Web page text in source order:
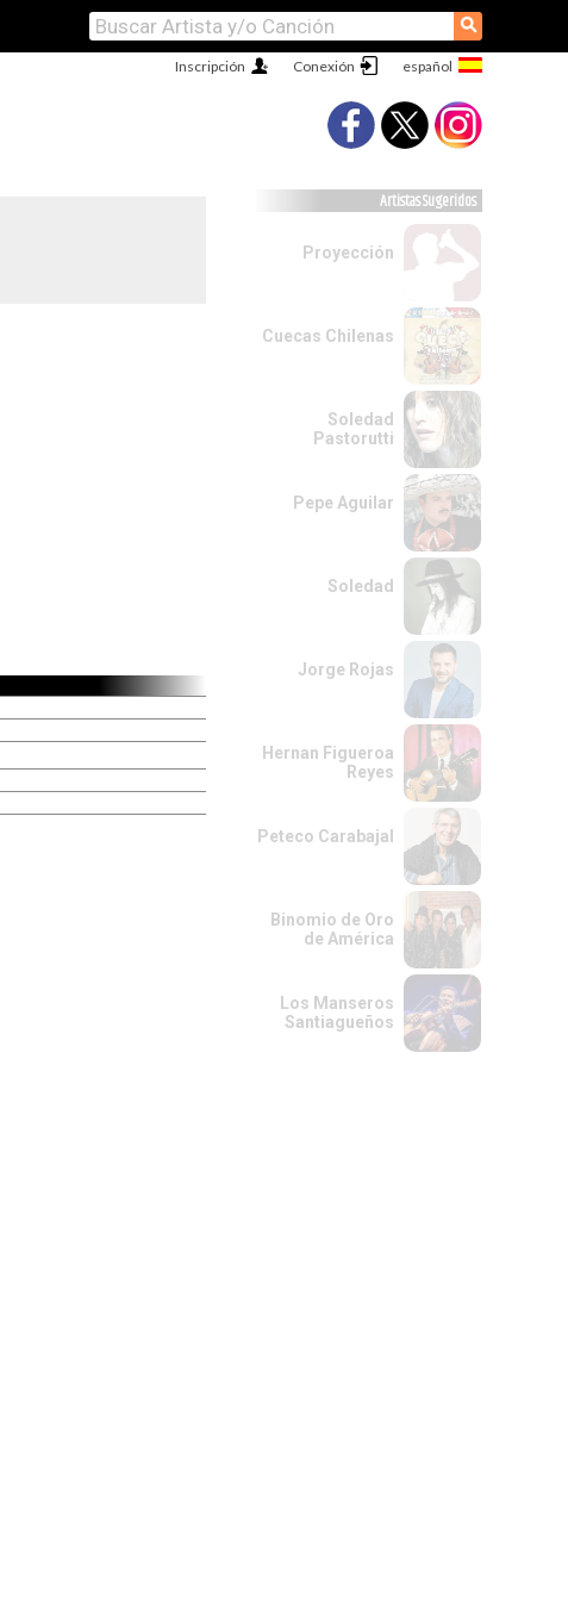
⚲
Conexión
Inscripción
Artistas Sugeridos
Proyección
Cuecas Chilenas
Soledad
Pastorutti
Pepe Aguilar
Soledad
Jorge Rojas
Hernan Figueroa
Reyes
Peteco Carabajal
Binomio de Oro
de América
Los Manseros
Santiagueños